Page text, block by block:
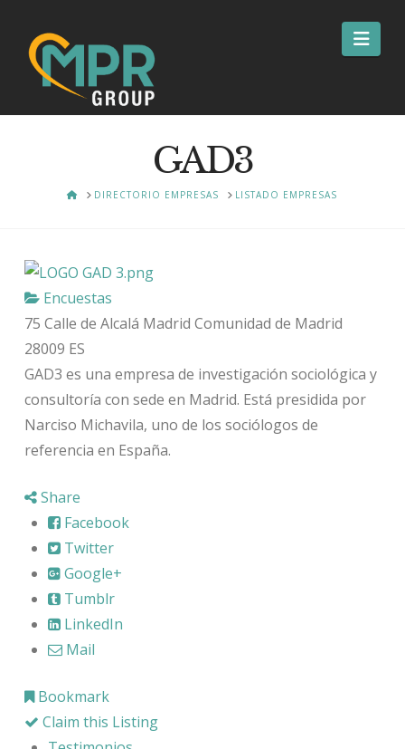
GAD3
HOMEDIRECTORIO EMPRESAS LISTADO EMPRESAS
Encuestas
75 Calle de Alcalá Madrid Comunidad de Madrid
28009 ES
GAD3 es una empresa de investigación sociológica y
consultoría con sede en Madrid. Está presidida por
Narciso Michavila, uno de los sociólogos de
referencia en España.
Share
Facebook
Twitter
Google+
Tumblr
LinkedIn
Mail
Bookmark
Claim this Listing